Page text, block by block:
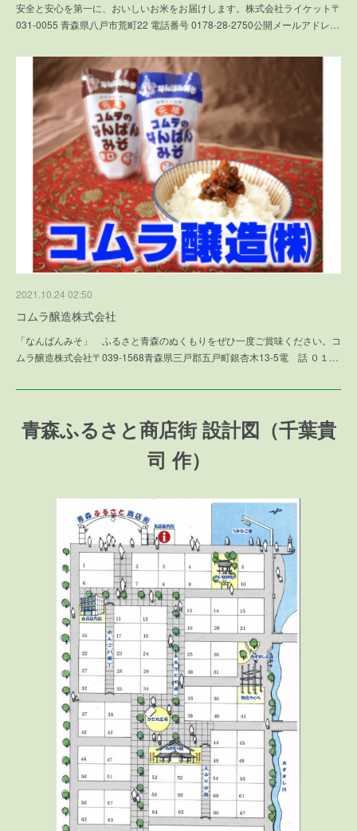
安全と安心を第一に、おいしいお米をお届けします。株式会社ライケット〒
031-0055 青森県八戸市荒町22 電話番号 0178-28-2750公開メールアドレ…
2021.10.24 02:50
コムラ醸造株式会社
「なんばんみそ」 ふるさと青森のぬくもりをぜひ一度ご賞味ください。コ
ムラ醸造株式会社〒039-1568青森県三戸郡五戸町銀杏木13-5電 話 ０１…
青森ふるさと商店街 設計図（千葉貴
司 作）